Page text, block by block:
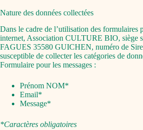
Nature des données collectées
Dans le cadre de l’utilisation des formulaires
internet, Association CULTURE BIO, siège
FAGUES 35580 GUICHEN, numéro de
susceptible de collecter les catégories de
Formulaire pour les messages :
Prénom NOM*
Email*
Message*
*Caractères obligatoires